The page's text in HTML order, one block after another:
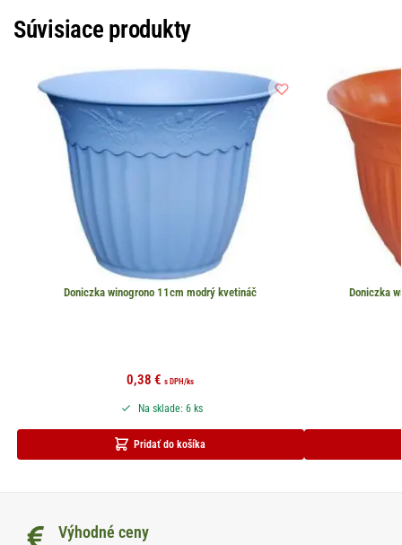
Súvisiace produkty
Doniczka winogrono 11cm modrý kvetináč
0,38€ s DPH/ks
Pridať do košíka
Na sklade: 6 ks
Doniczka
Výhodné ceny